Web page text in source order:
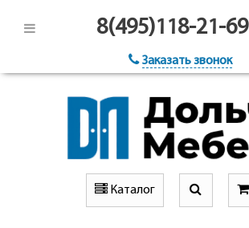
8(495)118-21-69
Заказать звонок
Каталог